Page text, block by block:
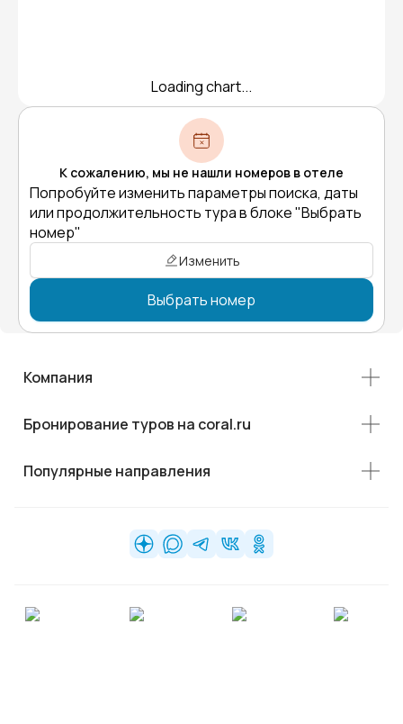
Loading chart...
К сожалению, мы не нашли номеров в отеле
Попробуйте изменить параметры поиска, даты
или продолжительность тура в блоке "Выбрать
номер"
Изменить
Выбрать номер
Компания
Бронирование туров на coral.ru
Популярные направления